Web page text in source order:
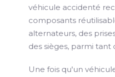
véhicule accidenté
composants
alternateurs, des
des sièges, parmi tant
Une fois qu'un